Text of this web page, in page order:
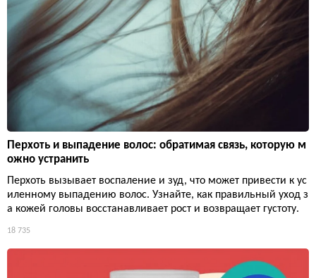
Перхоть и выпадение волос: обратимая связь, которую м
ожно устранить
Перхоть вызывает воспаление и зуд, что может привести к ус
иленному выпадению волос. Узнайте, как правильный уход з
а кожей головы восстанавливает рост и возвращает густоту.
18 735